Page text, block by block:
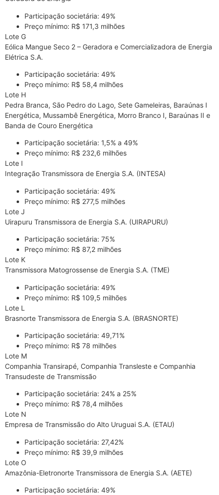
Participação societária: 49%
Preço mínimo: R$ 171,3 milhões
Lote G
Eólica Mangue Seco 2 – Geradora e Comercializadora de Energia
Elétrica S.A.
Participação societária: 49%
Preço mínimo: R$ 58,4 milhões
Lote H
Pedra Branca, São Pedro do Lago, Sete Gameleiras, Baraúnas I
Energética, Mussambê Energética, Morro Branco I, Baraúnas II e
Banda de Couro Energética
Participação societária: 1,5% a 49%
Preço mínimo: R$ 232,6 milhões
Lote I
Integração Transmissora de Energia S.A. (INTESA)
Participação societária: 49%
Preço mínimo: R$ 277,5 milhões
Lote J
Uirapuru Transmissora de Energia S.A. (UIRAPURU)
Participação societária: 75%
Preço mínimo: R$ 87,2 milhões
Lote K
Transmissora Matogrossense de Energia S.A. (TME)
Participação societária: 49%
Preço mínimo: R$ 109,5 milhões
Lote L
Brasnorte Transmissora de Energia S.A. (BRASNORTE)
Participação societária: 49,71%
Preço mínimo: R$ 78 milhões
Lote M
Companhia Transirapé, Companhia Transleste e Companhia
Transudeste de Transmissão
Participação societária: 24% a 25%
Preço mínimo: R$ 78,4 milhões
Lote N
Empresa de Transmissão do Alto Uruguai S.A. (ETAU)
Participação societária: 27,42%
Preço mínimo: R$ 39,9 milhões
Lote O
Amazônia-Eletronorte Transmissora de Energia S.A. (AETE)
Participação societária: 49%